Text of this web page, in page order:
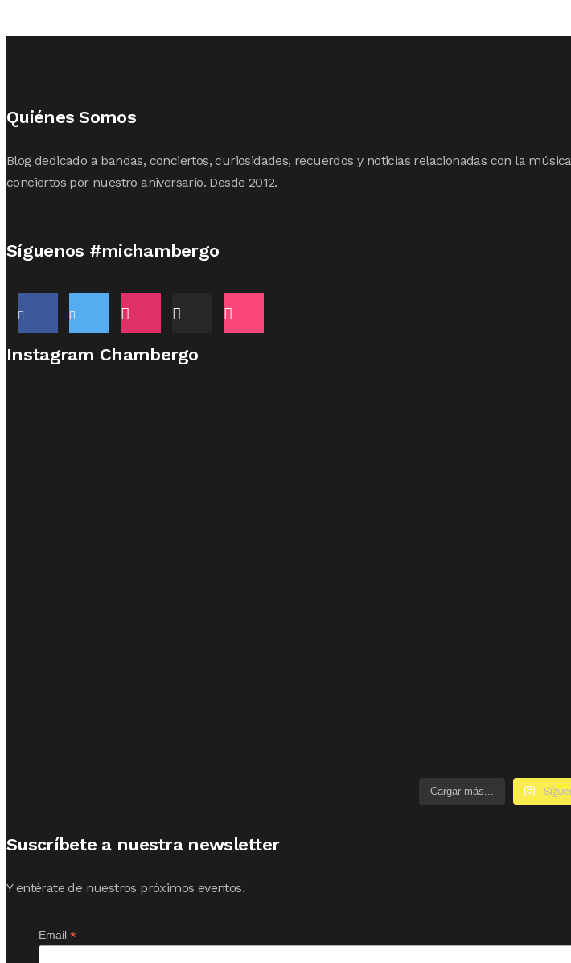
Quiénes Somos
Blog dedicado a bandas, conciertos, curiosidades, recuerdos y noticias relacionadas con la
conciertos por nuestro aniversario. Desde 2012.
Síguenos #michambergo
Instagram Chambergo
Cargar más...
Suscríbete a nuestra newsletter
Y entérate de nuestros próximos eventos.
Email *